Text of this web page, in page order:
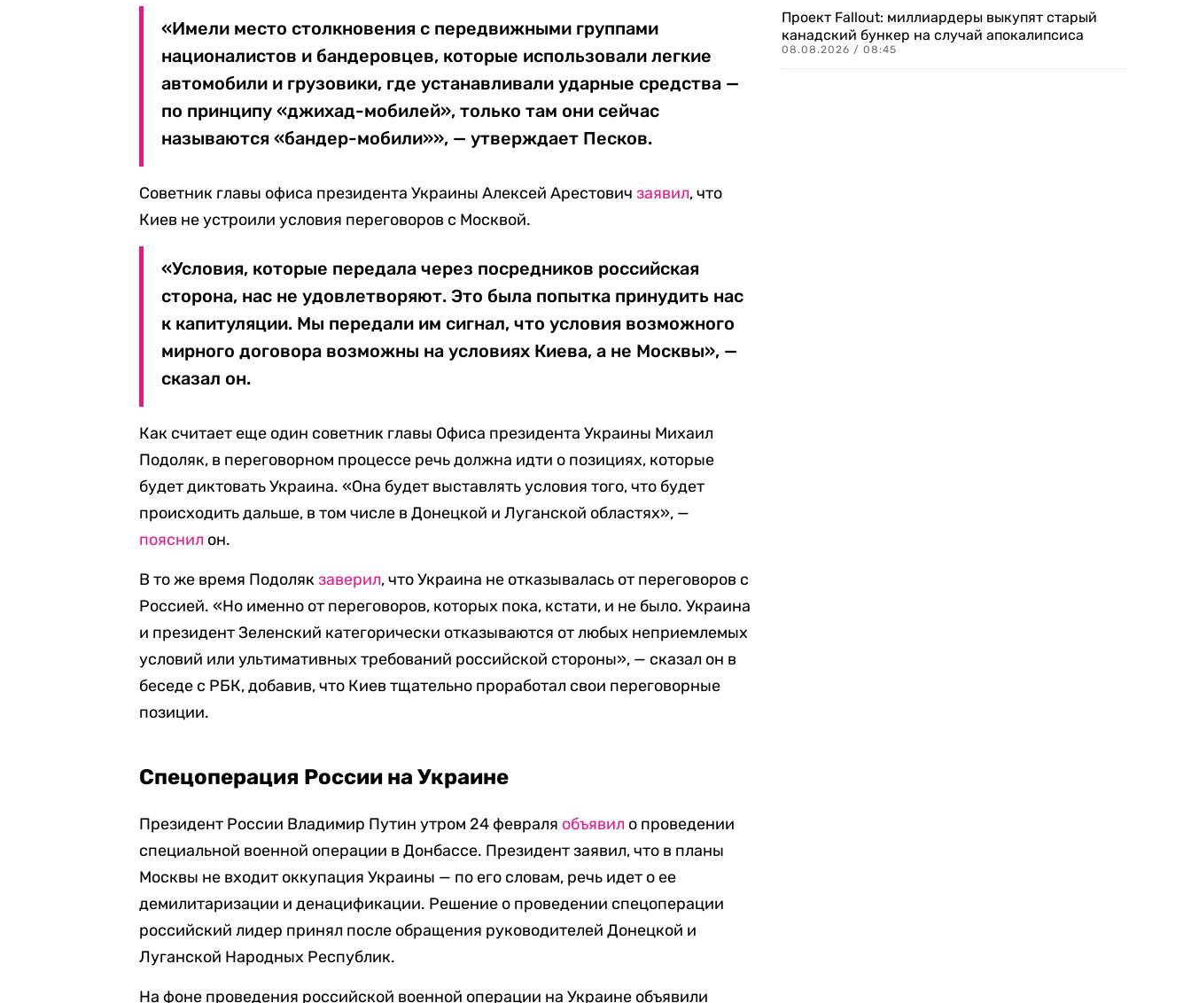
«Имели место столкновения с передвижными группами
националистов и бандеровцев, которые использовали легкие
автомобили и грузовики, где устанавливали ударные средства —
по принципу «джихад-мобилей», только там они сейчас
называются «бандер-мобили»», — утверждает Песков.
Советник главы офиса президента Украины Алексей Арестовичзаявил, что
Киев не устроили условия переговоров с Москвой.
«Условия, которые передала через посредников российская
сторона, нас не удовлетворяют. Это была попытка принудить нас
к капитуляции. Мы передали им сигнал, что условия возможного
мирного договора возможны на условиях Киева, а не Москвы», —
сказал он.
Как считает еще один советник главы Офиса президента Украины Михаил
Подоляк, в переговорном процессе речь должна идти о позициях, которые
будет диктовать Украина. «Она будет выставлять условия того, что будет
происходить дальше, в том числе в Донецкой и Луганской областях», —
пояснил он.
В то же время Подолякзаверил, что Украина не отказывалась от переговоров с
Россией. «Но именно от переговоров, которых пока, кстати, и не было. Украина
и президент Зеленский категорически отказываются от любых неприемлемых
условий или ультимативных требований российской стороны», — сказал он в
беседе с РБК, добавив, что Киев тщательно проработал свои переговорные
позиции.
Спецоперация России на Украине
Президент России Владимир Путин утром 24 февраля объявил о проведении
специальной военной операции в Донбассе. Президент заявил, что в планы
Москвы не входит оккупация Украины — по его словам, речь идет о ее
демилитаризации и денацификации. Решение о проведении спецоперации
российский лидер принял после обращения руководителей Донецкой и
Луганской Народных Республик.
На фоне проведения российской военной операции на Украине объявили
Проект Fallout: миллиардеры выкупят старый
канадский бункер на случай апокалипсиса
08.08.2026 / 08:45